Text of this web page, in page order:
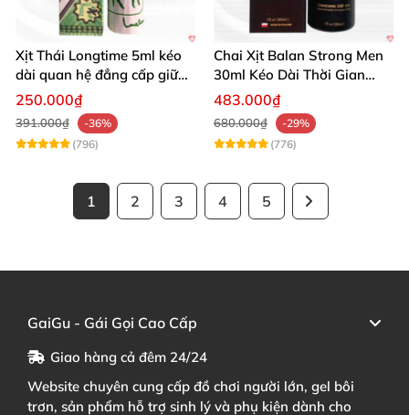
Xịt Thái Longtime 5ml kéo
dài quan hệ đẳng cấp giữ
cuộc yêu
250.000₫
391.000₫
-36%
(796)
Chai Xịt Balan Strong Men
30ml Kéo Dài Thời Gian
Quan Hệ
483.000₫
680.000₫
-29%
(776)
1 2 3 4 5
GaiGu - Gái Gọi Cao Cấp
Giao hàng cả đêm 24/24
Website chuyên cung cấp đồ chơi người lớn, gel bôi
trơn, sản phẩm hỗ trợ sinh lý và phụ kiện dành cho